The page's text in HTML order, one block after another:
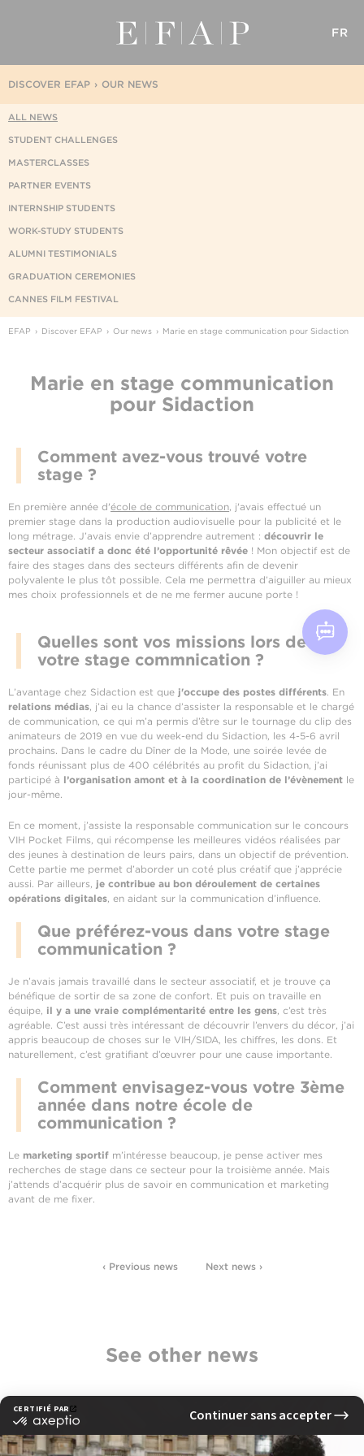
FR
OUR NEWS
DISCOVER EFAP
ALL NEWS
STUDENT CHALLENGES
MASTERCLASSES
PARTNER EVENTS
INTERNSHIP STUDENTS
WORK-STUDY STUDENTS
ALUMNI TESTIMONIALS
GRADUATION CEREMONIES
CANNES FILM FESTIVAL
EFAP Discover EFAP Our news Marie en stage communication pour Sidaction
Marie en stage communication
pour Sidaction
Comment avez-vous trouvé votre
stage ?
En première année d'école de communication, j'avais effectué un
premier stage dans la production audiovisuelle pour la publicité et le
long métrage. J’avais envie d’apprendre autrement : découvrir le
secteur associatif a donc été l’opportunité rêvée ! Mon objectif est de
faire des stages dans des secteurs différents afin de devenir
polyvalente le plus tôt possible. Cela me permettra d’aiguiller au mieux
mes choix professionnels et de ne me fermer aucune porte !
Quelles sont vos missions lors de
votre stage commnication ?
L’avantage chez Sidaction est que j'occupe des postes différents. En
relations médias, j’ai eu la chance d’assister la responsable et le chargé
de communication, ce qui m’a permis d’être sur le tournage du clip des
animateurs de 2019 en vue du week-end du Sidaction, les 4-5-6 avril
prochains. Dans le cadre du Dîner de la Mode, une soirée levée de
fonds réunissant plus de 400 célébrités au profit du Sidaction, j’ai
participé à l’organisation amont et à la coordination de l’évènement le
jour-même.
En ce moment, j’assiste la responsable communication sur le concours
VIH Pocket Films, qui récompense les meilleures vidéos réalisées par
des jeunes à destination de leurs pairs, dans un objectif de prévention.
Cette partie me permet d’aborder un coté plus créatif que j’apprécie
aussi. Par ailleurs, je contribue au bon déroulement de certaines
opérations digitales, en aidant sur la communication d’influence.
Que préférez-vous dans votre stage
communication ?
Je n’avais jamais travaillé dans le secteur associatif, et je trouve ça
bénéfique de sortir de sa zone de confort. Et puis on travaille en
équipe, il y a une vraie complémentarité entre les gens, c’est très
agréable. C’est aussi très intéressant de découvrir l’envers du décor, j’ai
appris beaucoup de choses sur le VIH/SIDA, les chiffres, les dons. Et
naturellement, c’est gratifiant d’œuvrer pour une cause importante.
Comment envisagez-vous votre 3ème
année dans notre école de
communication ?
Le marketing sportif m’intéresse beaucoup, je pense activer mes
recherches de stage dans ce secteur pour la troisième année. Mais
j’attends d’acquérir plus de savoir en communication et marketing
avant de me fixer.
‹ Previous news Next news ›
See other news